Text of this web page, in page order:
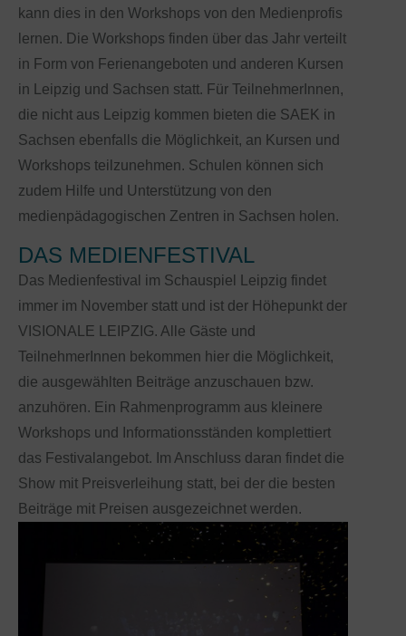
kann dies in den Workshops von den Medienprofis
lernen. Die Workshops finden über das Jahr verteilt
in Form von Ferienangeboten und anderen Kursen
in Leipzig und Sachsen statt. Für TeilnehmerInnen,
die nicht aus Leipzig kommen bieten die SAEK in
Sachsen ebenfalls die Möglichkeit, an Kursen und
Workshops teilzunehmen. Schulen können sich
zudem Hilfe und Unterstützung von den
medienpädagogischen Zentren in Sachsen holen.
DAS MEDIENFESTIVAL
Das Medienfestival im Schauspiel Leipzig findet
immer im November statt und ist der Höhepunkt der
VISIONALE LEIPZIG. Alle Gäste und
TeilnehmerInnen bekommen hier die Möglichkeit,
die ausgewählten Beiträge anzuschauen bzw.
anzuhören. Ein Rahmenprogramm aus kleinere
Workshops und Informationsständen komplettiert
das Festivalangebot. Im Anschluss daran findet die
Show mit Preisverleihung statt, bei der die besten
Beiträge mit Preisen ausgezeichnet werden.